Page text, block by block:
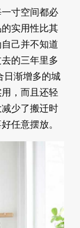
寸空间都必
实用性比其
己并不知道
的三年里多
日渐增多的城
，而且还轻
少了搬迁时
任意摆放。